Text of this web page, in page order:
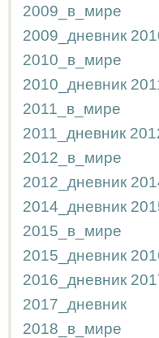
2009_в_мире
2009_дневник
2010_в_мире
2010_дневник
2011_в_мире
2011_дневник
2012_в_мире
2012_дневник
2014_дневник
2015_в_мире
2015_дневник
2016_дневник
2017_дневник
2018_в_мире